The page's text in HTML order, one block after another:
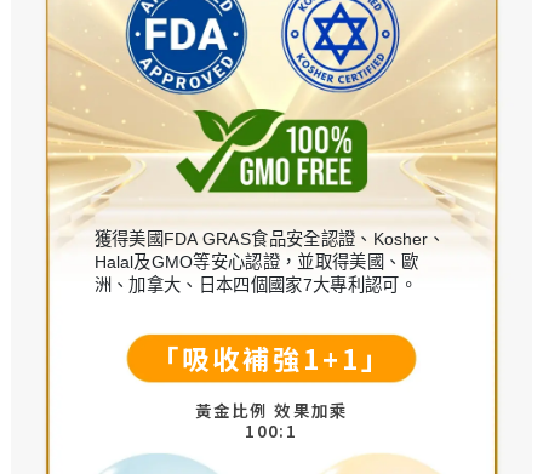
獲得美國FDA GRAS食品安全認證、Kosher、
Halal及GMO等安心認證，並取得美國、歐
洲、加拿大、日本四個國家7大專利認可。
「吸收補強1+1」
黃金比例 效果加乘
100:1